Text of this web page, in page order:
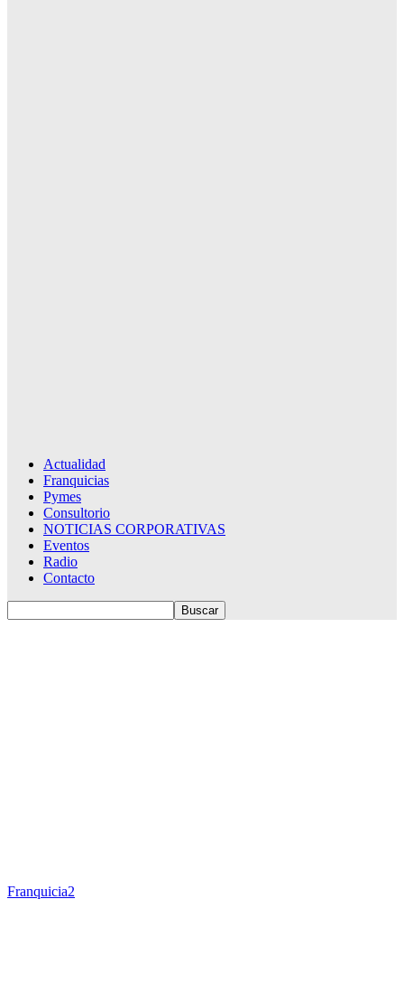
Actualidad
Franquicias
Pymes
Consultorio
NOTICIAS CORPORATIVAS
Eventos
Radio
Contacto
Franquicia2